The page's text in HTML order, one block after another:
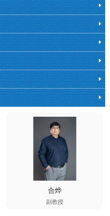
合烨
副教授